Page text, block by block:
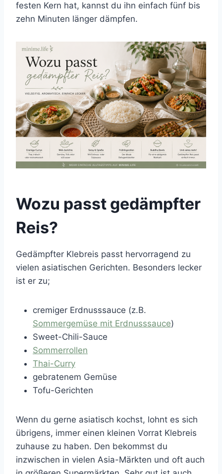
festen Kern hat, kannst du ihn einfach fünf bis
zehn Minuten länger dämpfen.
Wozu passt gedämpfter
Reis?
Gedämpfter Klebreis passt hervorragend zu
vielen asiatischen Gerichten. Besonders lecker
ist er zu;
cremiger Erdnusssauce (z.B.
Sommergemüse mit Erdnusssauce)
Sweet-Chili-Sauce
Sommerrollen
Thai-Curry
gebratenem Gemüse
Tofu-Gerichten
Wenn du gerne asiatisch kochst, lohnt es sich
übrigens, immer einen kleinen Vorrat Klebreis
zuhause zu haben. Den bekommst du
inzwischen in vielen Asia-Märkten und oft auch